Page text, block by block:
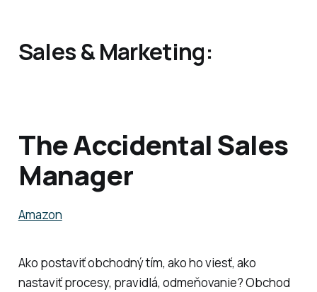
Sales & Marketing:
The Accidental Sales
Manager
Amazon
Ako postaviť obchodný tím, ako ho viesť, ako
nastaviť procesy, pravidlá, odmeňovanie? Obchod